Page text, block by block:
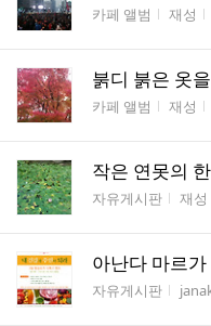
게시판명
카페 앨범 작성자
재성
붉디 붉은 옷
게시판명
카페 앨범 작성자
재성
작은 연못의
게시판명
자유게시판 작성
재성
아난다 마르
게시판명
자유게시판 작성